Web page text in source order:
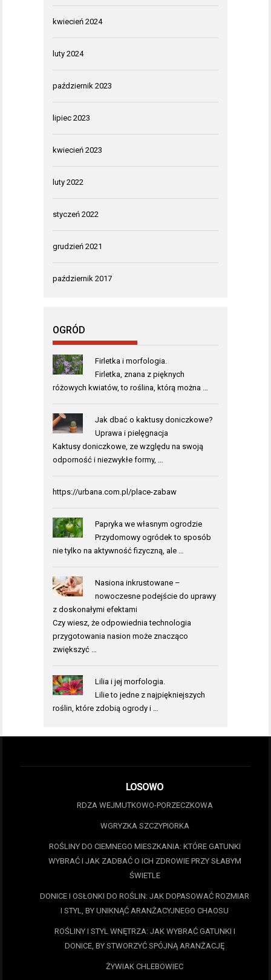
kwiecień 2024
luty 2024
październik 2023
lipiec 2023
kwiecień 2023
luty 2022
styczeń 2022
grudzień 2021
październik 2017
OGRÓD
Firletka i morfologia.
Firletka, znana z pięknych
różowych kwiatów, to roślina, którą można …
Jak dbać o kaktusy doniczkowe?
Uprawa i pielęgnacja
Kaktusy doniczkowe, ze względu na swoją
odporność i niezwykłe formy, …
https://urbana.com.pl/place-zabaw
Papryka we własnym ogrodzie
Przydomowy ogródek to sposób
nie tylko na aktywność fizyczną, ale …
Nasiona inkrustowane –
nowoczesne podejście do uprawy
z doskonałymi efektami
Czy wiesz, że odpowiednia technologia
przygotowania nasion może znacząco
zwiększyć …
Lilia i jej morfologia.
Lilie to jedne z najpiękniejszych
roślin, które zdobią ogrody i …
LOSOWO
RDZA WEJMUTKOWO-PORZECZKOWA
WGRYZKA SZCZYPIORKA
ROŚLINY DO CIEMNEGO MIESZKANIA: KTÓRE GATUNKI
WYBRAĆ I JAK ZADBAĆ O ICH ZDROWIE PRZY SŁABYM
ŚWIETLE
DONICE I OSŁONKI DO ROŚLIN: JAK DOPASOWAĆ ROZMIAR
I STYL, BY UNIKNĄĆ ARANŻACYJNEGO CHAOSU
ROŚLINY I STYL WNĘTRZA: JAK WYBRAĆ GATUNKI I
DONICE, BY STWORZYĆ SPÓJNĄ ARANŻACJĘ
ŻYWIAK CHLEBOWIEC